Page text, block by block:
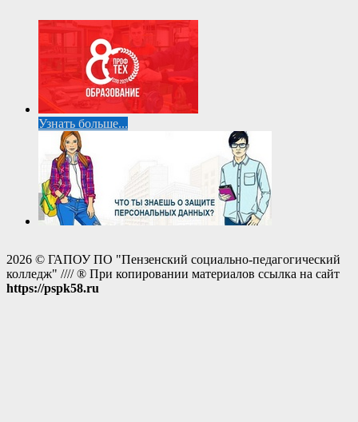
Узнать больше...
2026 © ГАПОУ ПО "Пензенский социально-педагогический
колледж" //// ® При копировании материалов ссылка на сайт
https://pspk58.ru